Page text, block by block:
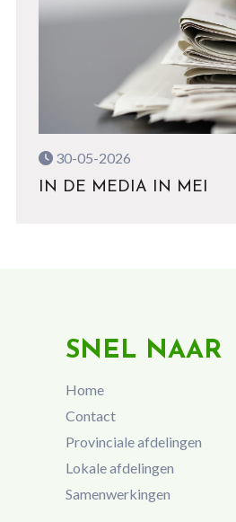
30-05-2026
IN DE MEDIA IN MEI
SNEL NAAR
Home
Contact
Provinciale afdelingen
Lokale afdelingen
Samenwerkingen